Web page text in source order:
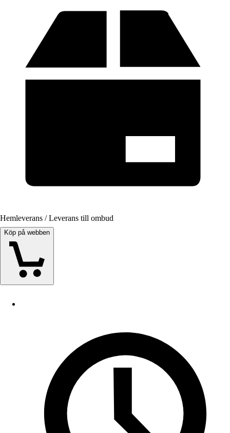
Hemleverans / Leverans till ombud
Köp på webben